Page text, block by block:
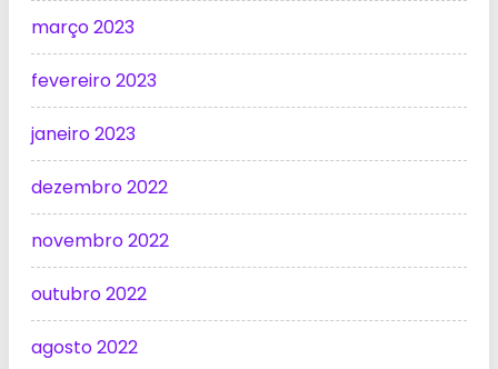
março 2023
fevereiro 2023
janeiro 2023
dezembro 2022
novembro 2022
outubro 2022
agosto 2022